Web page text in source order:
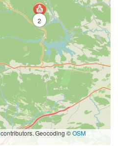
2
contributors. Geocoding ©OSM